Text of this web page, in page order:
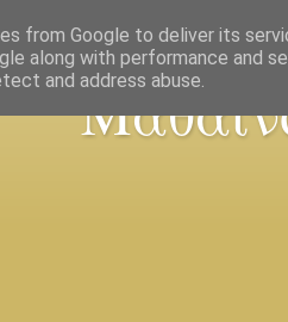
from Google to deliver its
along with performance and
and address abuse.